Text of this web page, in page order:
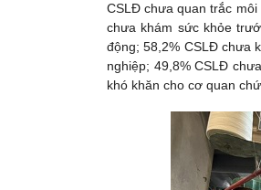
CSLĐ chưa quan trắc
chưa khám sức khỏe
động; 58,2% CSLĐ chưa
nghiệp; 49,8% CSLĐ
khó khăn cho cơ quan